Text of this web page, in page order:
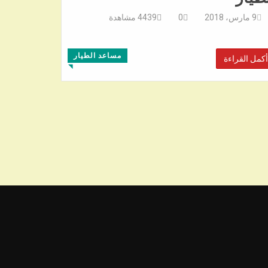
9 مارس، 2018 0
4439 مشاهدة
مساعد الطيار
◥
أكمل القراءة